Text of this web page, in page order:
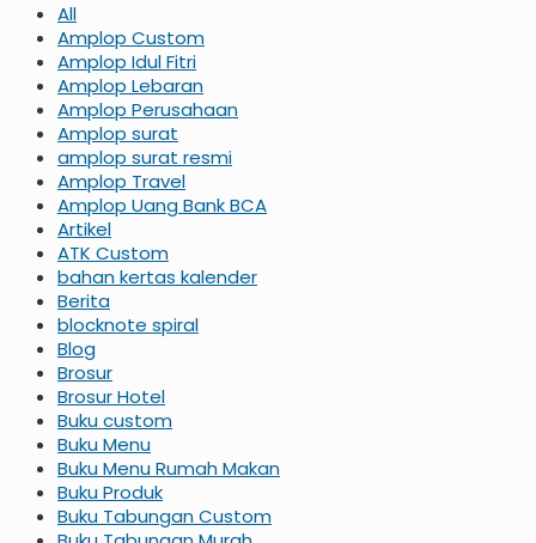
All
Amplop Custom
Amplop Idul Fitri
Amplop Lebaran
Amplop Perusahaan
Amplop surat
amplop surat resmi
Amplop Travel
Amplop Uang Bank BCA
Artikel
ATK Custom
bahan kertas kalender
Berita
blocknote spiral
Blog
Brosur
Brosur Hotel
Buku custom
Buku Menu
Buku Menu Rumah Makan
Buku Produk
Buku Tabungan Custom